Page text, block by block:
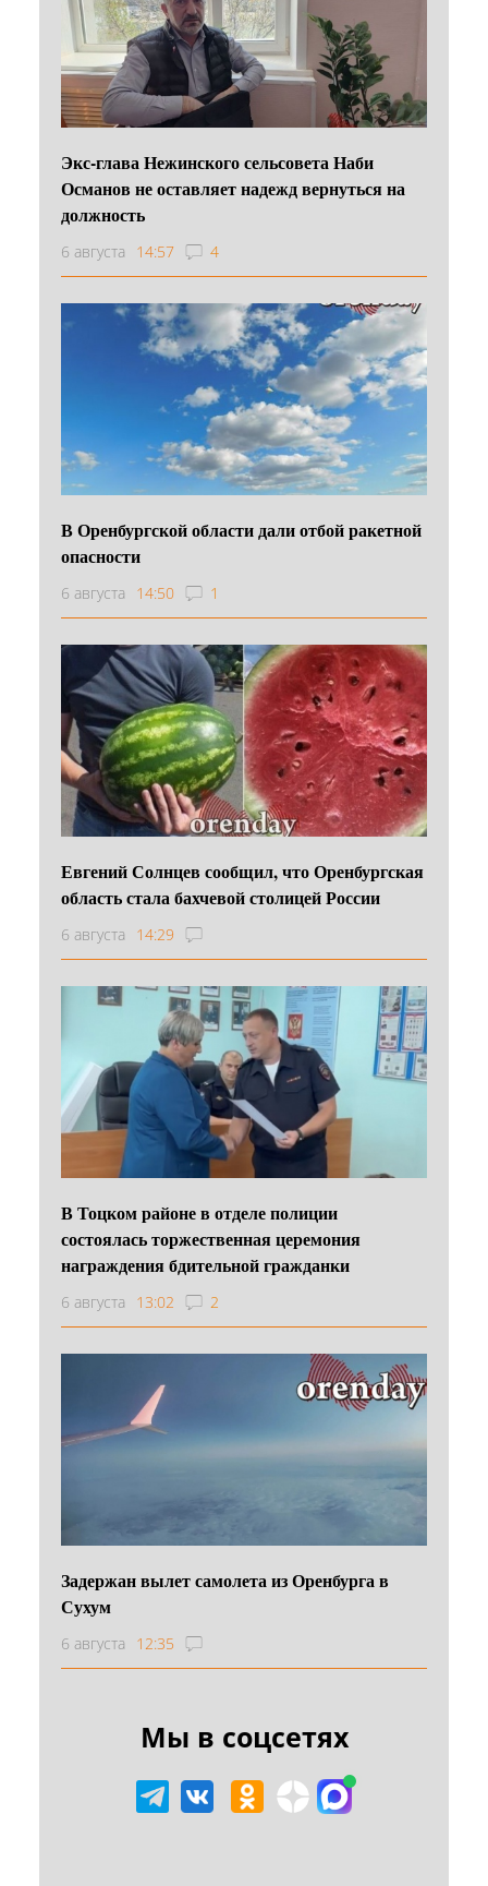
Экс-глава Нежинского сельсовета Наби
Османов не оставляет надежд вернуться на
должность
6 августа 14:57 4
В Оренбургской области дали отбой ракетной
опасности
6 августа 14:50 1
Евгений Солнцев сообщил, что Оренбургская
область стала бахчевой столицей России
6 августа 14:29
В Тоцком районе в отделе полиции
состоялась торжественная церемония
награждения бдительной гражданки
6 августа 13:02 2
Задержан вылет самолета из Оренбурга в
Сухум
6 августа 12:35
Мы в соцсетях